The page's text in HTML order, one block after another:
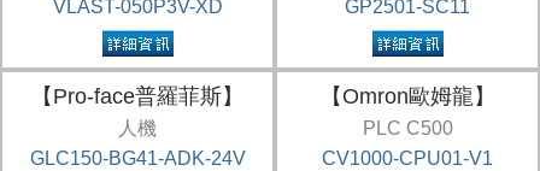
VLAST-050P3V-XD
GP2501-SC11
【Pro-face普羅菲斯】
人機
GLC150-BG41-ADK-24V
【Omron歐姆龍】
PLC C500
CV1000-CPU01-V1